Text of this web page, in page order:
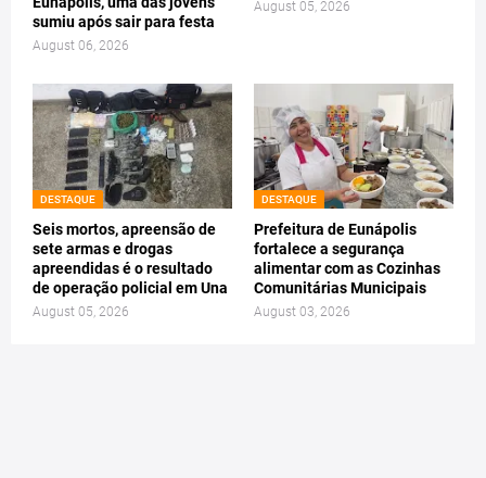
sumiu após sair para festa
August 06, 2026
August 05, 2026
DESTAQUE
Seis mortos, apreensão de
sete armas e drogas
apreendidas é o resultado
de operação policial em Una
August 05, 2026
DESTAQUE
Prefeitura de Eunápolis
fortalece a segurança
alimentar com as Cozinhas
Comunitárias Municipais
August 03, 2026